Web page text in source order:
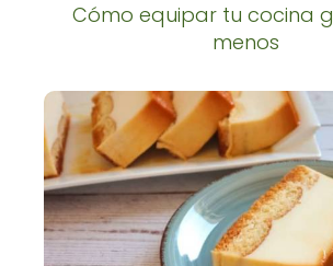
Cómo equipar tu cocina
menos